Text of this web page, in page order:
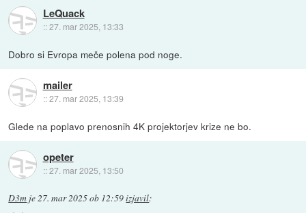
LeQuack
::27. mar 2025, 13:33
Dobro si Evropa meče polena pod noge.
mailer
::27. mar 2025, 13:39
Glede na poplavo prenosnih 4K projektorjev krize ne bo.
opeter
::27. mar 2025, 13:50
D3m je27. mar 2025 ob 12:59izjavil: